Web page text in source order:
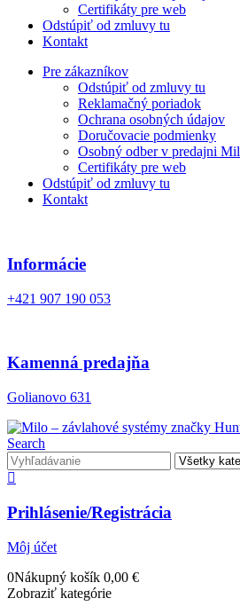
Certifikáty pre web
Odstúpiť od zmluvy tu
Kontakt
Pre zákazníkov
Odstúpiť od zmluvy tu
Reklamačný poriadok
Ochrana osobných údajov
Doručovacie podmienky
Osobný odber v predajni
Certifikáty pre web
Odstúpiť od zmluvy tu
Kontakt
Informácie
+421 907 190 053
Kamenná predajňa
Golianovo 631
Search
Prihlásenie/Registrácia
Môj účet
0Nákupný košík 0,00 €
Zobraziť kategórie